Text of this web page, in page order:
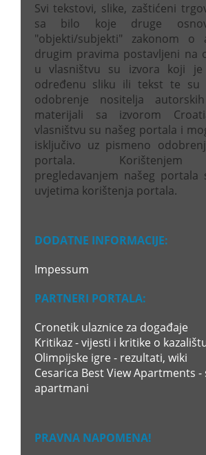
Svi tekstovi, slike, zaštićeni
sa bilo koje druge
"objekti/subjekti" zakonom o
drugim pravima postavljeni na
u vlasništvu su izvora koji je
određenu sliku ili tekst te su
odobrenje nositelja
materijali sa izvorom
vlasništvu su našeg portala i
isključivo uz pismeno
portala. Korištenjem
pregledavanjem našeg portala
uvjetima korištenja portala.
DODATNE INFORMACIJE:
Impessum
PARTNERI PORTALA:
Cronetik ulaznice za događaje
Kritikaz - vijesti i kritike o
Olimpijske igre - rezultati, wiki
Cesarica Best View Apartments -
apartmani
PRAVNA NAPOMENA!